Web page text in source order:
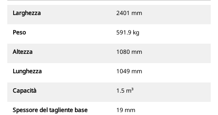
Larghezza 2401 mm
Peso 591.9 kg
Altezza 1080 mm
Lunghezza 1049 mm
Capacità 1.5 m³
Spessore del tagliente base 19 mm